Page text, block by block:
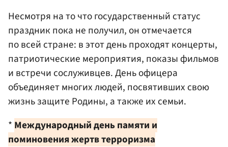
Несмотря на то что государственный статус
праздник пока не получил, он отмечается
по всей стране: в этот день проходят концерты,
патриотические мероприятия, показы фильмов
и встречи сослуживцев. День офицера
объединяет многих людей, посвятивших свою
жизнь защите Родины, а также их семьи.
* Международный день памяти и
поминовения жертв терроризма